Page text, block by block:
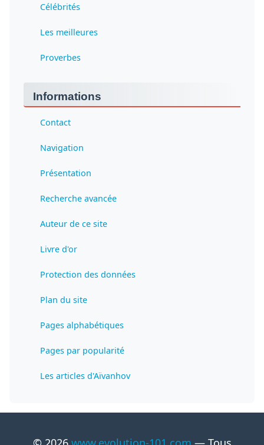
Célébrités
Les meilleures
Proverbes
Informations
Contact
Navigation
Présentation
Recherche avancée
Auteur de ce site
Livre d'or
Protection des données
Plan du site
Pages alphabétiques
Pages par popularité
Les articles d'Aïvanhov